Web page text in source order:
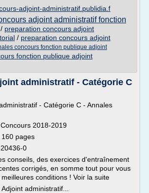
adjoint-administratif.publidia.f
adjoint administratif fonction
preparation concours adjoint
/ preparation concours adjoint
concours fonction publique adjoint
fonction publique adjoint
administratif - Catégorie C
- Catégorie C - Annales
2018-2019
pages
0
conseils, des exercices d'entraînement
corrigés, en somme tout pour vous
conditions ! Voir la suite
administratif...